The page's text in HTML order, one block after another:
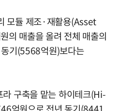
모듈 제조·재활용(Asset
매출을 올려 전체 매출의
기(5568억원)보다는
구축을 맡는 하이테크(Hi-